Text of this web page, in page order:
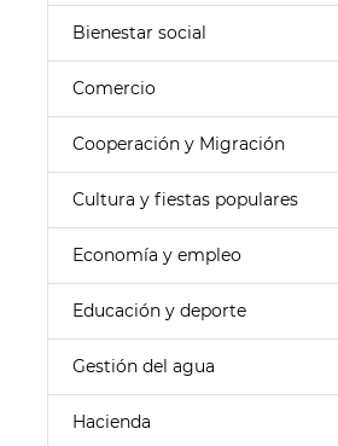
Bienestar social
Comercio
Cooperación y Migración
Cultura y fiestas populares
Economía y empleo
Educación y deporte
Gestión del agua
Hacienda